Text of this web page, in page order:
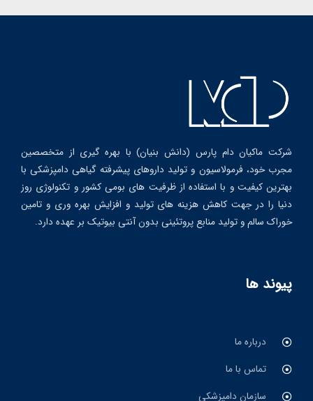
شرکت ماکیان دام پارس (دانش بنیان) با بهره گیری از متخصصین
مجرب خود، فرمولاسیون و تولید داروهای پیشرفته گیاهی دامپزشکی با
بهترین کیفیت و با استفاده از ظرفیت های بومی کشور و تکنولوژی روز
دنیا را در جهت کاهش هزینه های تولید و افزایش بهره وری و تامین
خوراک سالم و تولید منابع پروتئینی بدون آنتی بیوتیک بر عهده دارد.
پیوند ها
درباره ما
تماس با ما
سازمان دامپزشکی